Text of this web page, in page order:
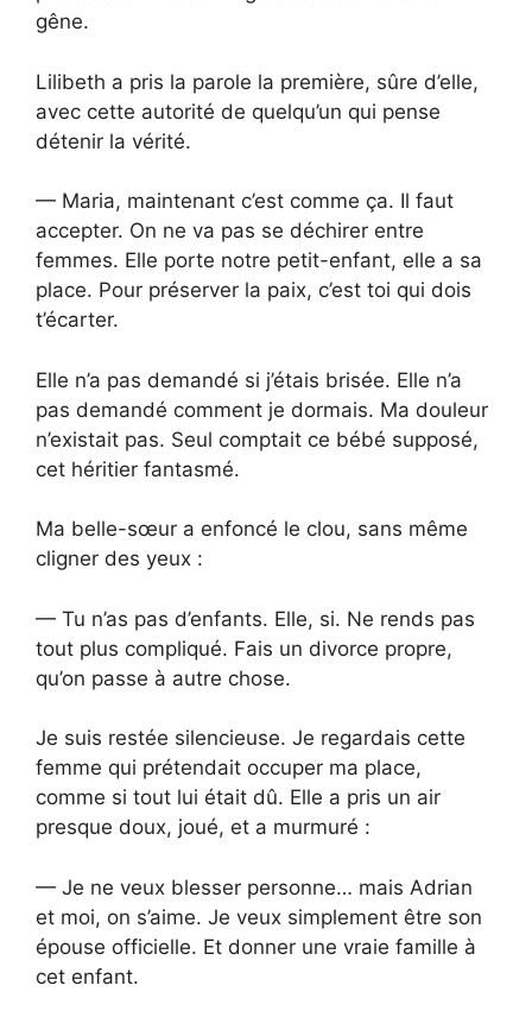
gêne.
Lilibeth a pris la parole la première, sûre d’elle,
avec cette autorité de quelqu’un qui pense
détenir la vérité.
— Maria, maintenant c’est comme ça. Il faut
accepter. On ne va pas se déchirer entre
femmes. Elle porte notre petit-enfant, elle a sa
place. Pour préserver la paix, c’est toi qui dois
t’écarter.
Elle n’a pas demandé si j’étais brisée. Elle n’a
pas demandé comment je dormais. Ma douleur
n’existait pas. Seul comptait ce bébé supposé,
cet héritier fantasmé.
Ma belle-sœur a enfoncé le clou, sans même
cligner des yeux :
— Tu n’as pas d’enfants. Elle, si. Ne rends pas
tout plus compliqué. Fais un divorce propre,
qu’on passe à autre chose.
Je suis restée silencieuse. Je regardais cette
femme qui prétendait occuper ma place,
comme si tout lui était dû. Elle a pris un air
presque doux, joué, et a murmuré :
— Je ne veux blesser personne… mais Adrian
et moi, on s’aime. Je veux simplement être son
épouse officielle. Et donner une vraie famille à
cet enfant.